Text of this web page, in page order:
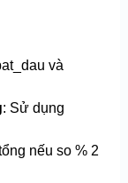
và
: Sử dụng
nếu so % 2